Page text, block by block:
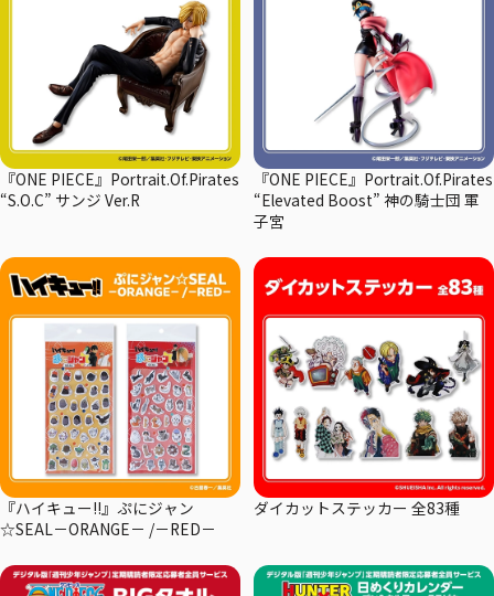
『ONE PIECE』Portrait.Of.Pirates
“S.O.C” サンジ Ver.R
『ONE PIECE』Portrait.Of.Pirates
“Elevated Boost” 神の騎士団 軍
子宮
『ハイキュー!!』ぷにジャン
☆SEAL－ORANGE－ /－RED－
ダイカットステッカー 全83種